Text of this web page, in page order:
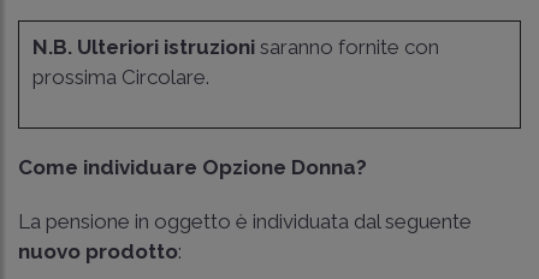
N.B. Ulteriori istruzioni saranno fornite con
prossima Circolare.
Come individuare Opzione Donna?
La pensione in oggetto è individuata dal seguente
nuovo prodotto: